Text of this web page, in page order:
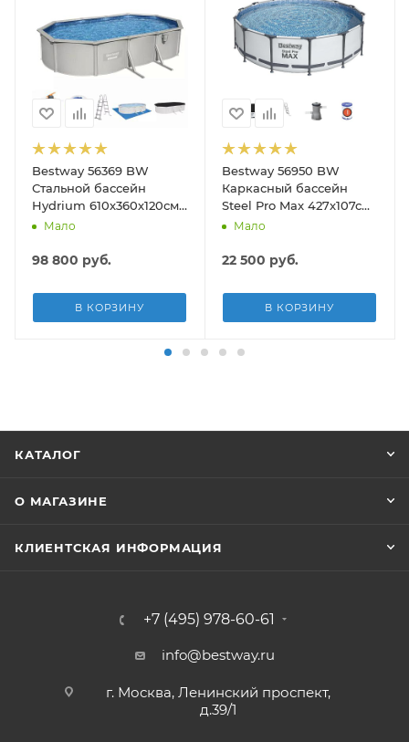
Bestway 56369 BW
Стальной бассейн
Hydrium 610х360х120см,
19929л, песч.фил.-нас
подст.
Мало
98 800 руб.
В КОРЗИНУ
Bestway 56950 BW
Каркасный бассейн
Steel Pro Max 427х107см,
13030л, фил.-насос
Мало
22 500 руб.
В КОРЗИНУ
КАТАЛОГ
О МАГАЗИНЕ
КЛИЕНТСКАЯ ИНФОРМАЦИЯ
+7 (495) 978-60-61
info@bestway.ru
г. Москва, Ленинский проспект,
д.39/1